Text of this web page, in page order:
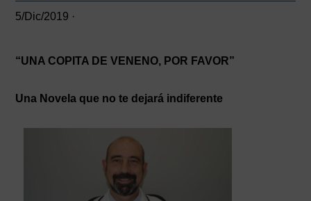
5/Dic/2019 ·
“UNA COPITA DE VENENO, POR FAVOR”
Una Novela que no te dejará indiferente